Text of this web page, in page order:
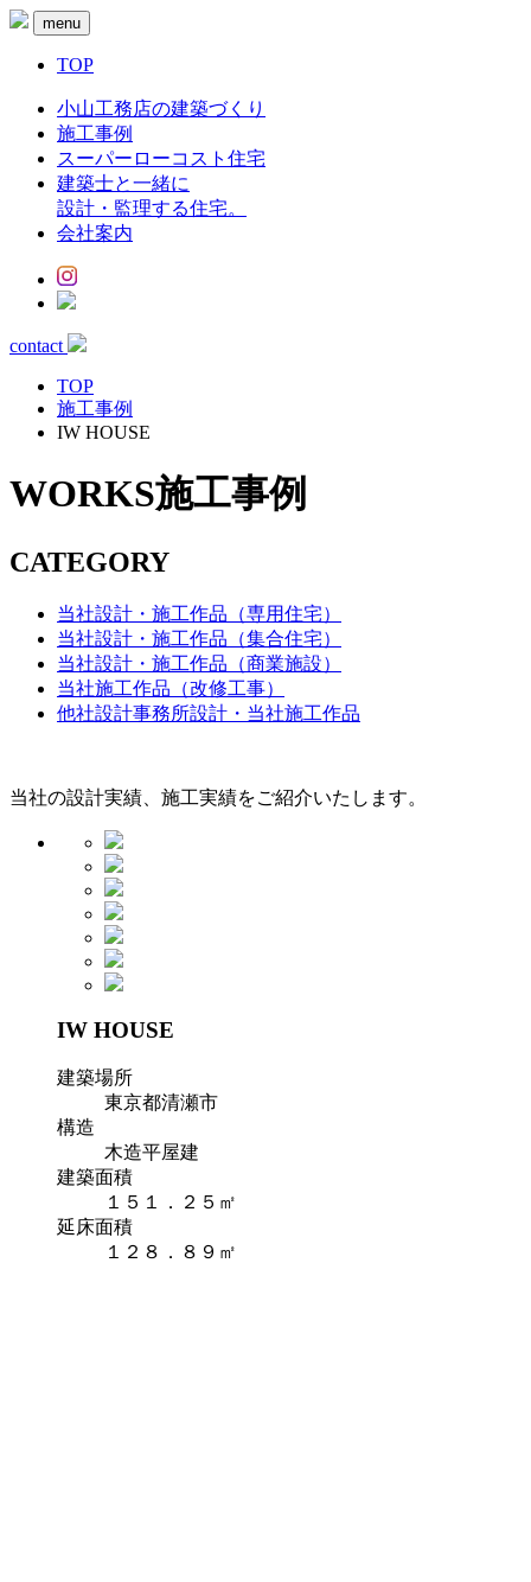
menu
TOP
小山工務店の建築づくり
施工事例
スーパーローコスト住宅
建築士と一緒に
設計・監理する住宅。
会社案内
contact
TOP
施工事例
IW HOUSE
WORKS施工事例
CATEGORY
当社設計・施工作品（専用住宅）
当社設計・施工作品（集合住宅）
当社設計・施工作品（商業施設）
当社施工作品（改修工事）
他社設計事務所設計・当社施工作品
当社の設計実績、施工実績をご紹介いたします。
IW HOUSE
建築場所
東京都清瀬市
構造
木造平屋建
建築面積
１５１．２５㎡
延床面積
１２８．８９㎡